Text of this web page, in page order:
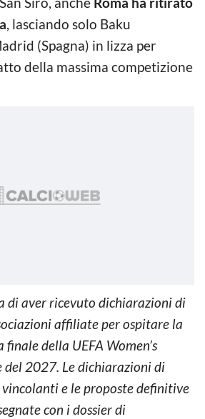
, lasciando solo Baku
(Spagna) in lizza per
della massima competizione
di aver ricevuto dichiarazioni di
affiliate per ospitare la
della UEFA Women’s
del 2027. Le dichiarazioni di
vincolanti e le proposte definitive
con i dossier di